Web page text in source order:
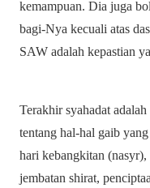
kemampuan. Dia juga
bagi-Nya kecuali atas
SAW adalah kepastian
Terakhir syahadat
tentang hal-hal gaib
hari kebangkitan
jembatan shirat,